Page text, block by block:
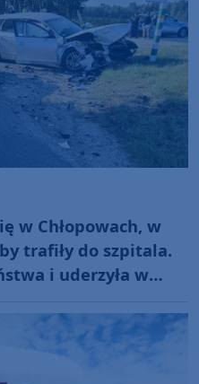
w Chłopowach, w
trafiły do szpitala.
i uderzyła w